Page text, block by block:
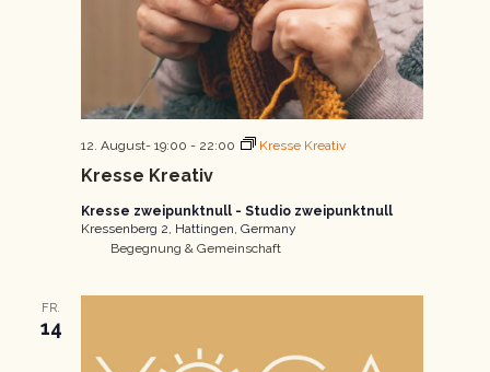
Kresse Kreativ
12. August- 19:00 - 22:00 Kresse Kreativ
Kresse zweipunktnull - Studio zweipunktnull
Kressenberg 2, Hattingen, Germany
Begegnung & Gemeinschaft
FR.
14